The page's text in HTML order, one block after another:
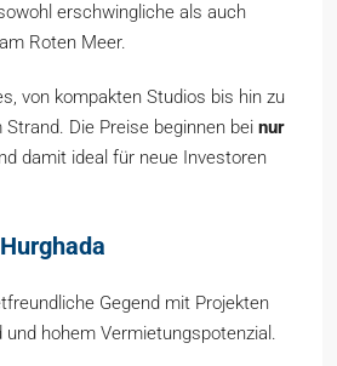
erschwingliche als auch
Roten Meer.
von kompakten Studios bis hin zu
Die Preise beginnen bei nur
damit ideal für neue Investoren
Gegend mit Projekten
hohem Vermietungspotenzial.